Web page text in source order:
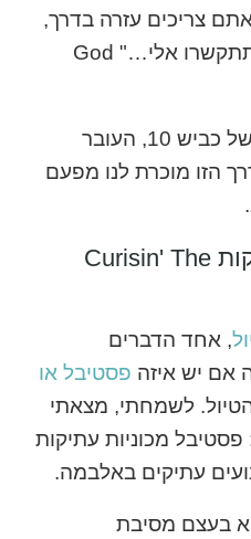
צריכים עזרה בדרך,
כל עזרה, לא משנה מה, תתקשרו אלי…" God
המשכנו על הקטע היפה של כביש 10, העובר
הזו מוכרת לנו מפעם
פסטיבל מכוניות עתיקות Curisin' The
, אחד הדברים
אם יש איזה פסטיבל או
הטיול. לשמחתי, מצאתי
מכוניות עתיקות
עתיקים באלבמה.
בעצם מסיבת